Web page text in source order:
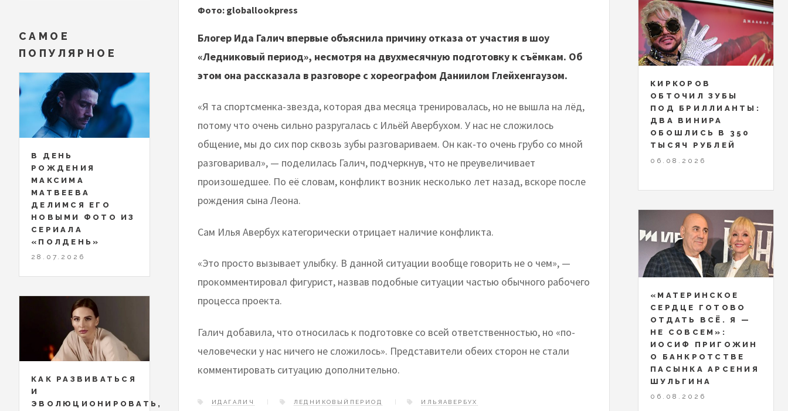
Фото: globallookpress
Блогер Ида Галич впервые объяснила причину отказа от участия в шоу
«Ледниковый период», несмотря на двухмесячную подготовку к съёмкам. Об
этом она рассказала в разговоре с хореографом Даниилом Глейхенгаузом.
«Я та спортсменка-звезда, которая два месяца тренировалась, но не вышла на лёд,
потому что очень сильно разругалась с Ильёй Авербухом. У нас не сложилось
общение, мы до сих пор сквозь зубы разговариваем. Он как-то очень грубо со мной
разговаривал», — поделилась Галич, подчеркнув, что не преувеличивает
произошедшее. По её словам, конфликт возник несколько лет назад, вскоре после
рождения сына Леона.
Сам Илья Авербух категорически отрицает наличие конфликта.
«Это просто вызывает улыбку. В данной ситуации вообще говорить не о чем», —
прокомментировал фигурист, назвав подобные ситуации частью обычного рабочего
процесса проекта.
Галич добавила, что относилась к подготовке со всей ответственностью, но «по-
человечески у нас ничего не сложилось». Представители обеих сторон не стали
комментировать ситуацию дополнительно.
ИДАГАЛИЧ ЛЕДНИКОВЫЙПЕРИОД ИЛЬЯАВЕРБУХ
САМОЕ
ПОПУЛЯРНОЕ
В ДЕНЬ
РОЖДЕНИЯ
МАКСИМА
МАТВЕЕВА
ДЕЛИМСЯ ЕГО
НОВЫМИ ФОТО ИЗ
СЕРИАЛА
«ПОЛДЕНЬ»
28.07.2026
КАК РАЗВИВАТЬСЯ
И
ЭВОЛЮЦИОНИРОВАТЬ,
КИРКОРОВ
ОБТОЧИЛ ЗУБЫ
ПОД БРИЛЛИАНТЫ:
ДВА ВИНИРА
ОБОШЛИСЬ В 350
ТЫСЯЧ РУБЛЕЙ
06.08.2026
«МАТЕРИНСКОЕ
СЕРДЦЕ ГОТОВО
ОТДАТЬ ВСЁ. Я —
НЕ СОВСЕМ»:
ИОСИФ ПРИГОЖИН
О БАНКРОТСТВЕ
ПАСЫНКА АРСЕНИЯ
ШУЛЬГИНА
06.08.2026